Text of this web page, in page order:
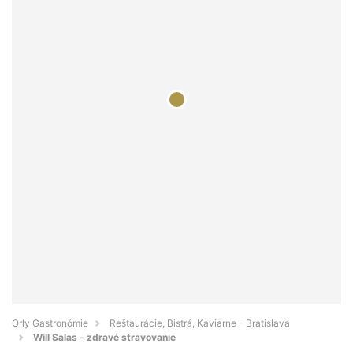
Orly Gastronómie
Reštaurácie, Bistrá, Kaviarne - Bratislava
Will Salas - zdravé stravovanie